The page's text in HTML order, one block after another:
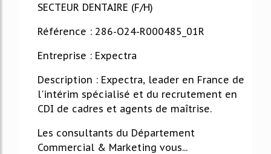
SECTEUR DENTAIRE (F/H)
Référence : 286-O24-R000485_01R
Entreprise : Expectra
Description : Expectra, leader en France de
l'intérim spécialisé et du recrutement en
CDI de cadres et agents de maîtrise.
Les consultants du Département
Commercial & Marketing vous...